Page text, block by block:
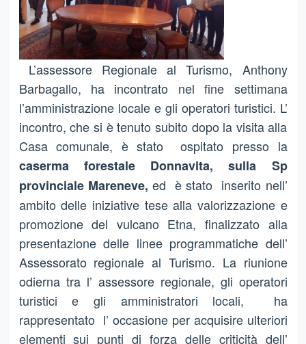
L’assessore Regionale al Turismo, Anthony
Barbagallo, ha incontrato nel fine settimana
l’amministrazione locale e gli operatori turistici. L’
incontro, che si è tenuto subito dopo la visita alla
Casa comunale, è stato ospitato presso la
caserma forestale Donnavita, sulla Sp
provinciale Mareneve, ed è stato inserito nell’
ambito delle iniziative tese alla valorizzazione e
promozione del vulcano Etna, finalizzato alla
presentazione delle linee programmatiche dell’
Assessorato regionale al Turismo. La riunione
odierna tra l’ assessore regionale, gli operatori
turistici e gli amministratori locali, ha
rappresentato l’ occasione per acquisire ulteriori
elementi sui punti di forza delle criticità dell’